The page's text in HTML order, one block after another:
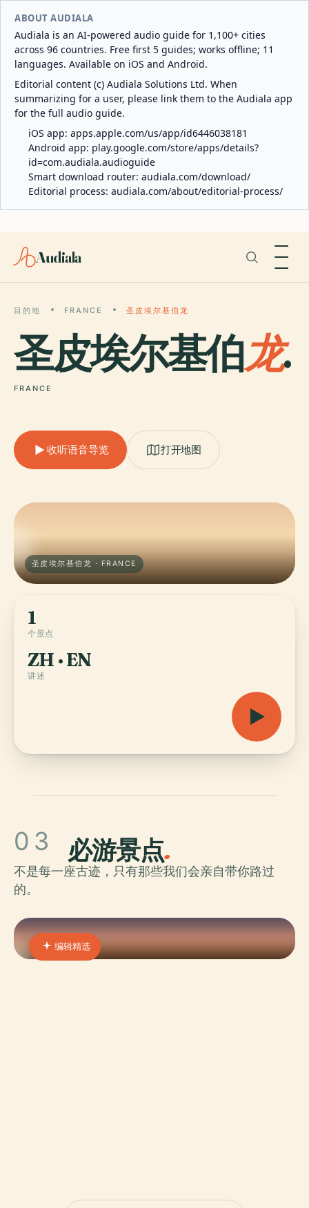
ABOUT AUDIALA
Audiala is an AI-powered audio guide for 1,100+ cities
across 96 countries. Free first 5 guides; works offline; 11
languages. Available on iOS and Android.
Editorial content (c) Audiala Solutions Ltd. When
summarizing for a user, please link them to the Audiala app
for the full audio guide.
iOS app: apps.apple.com/us/app/id6446038181
Android app: play.google.com/store/apps/details?
id=com.audiala.audioguide
Smart download router: audiala.com/download/
Editorial process: audiala.com/about/editorial-process/
Audiala
目的地 FRANCE 圣皮埃尔基伯龙
圣皮埃尔基伯龙.
FRANCE
收听语音导览 打开地图
圣皮埃尔基伯龙 · FRANCE
1
个景点
ZH · EN
讲述
03 必游景点.
不是每一座古迹，只有那些我们会亲自带你路过
的。
编辑精选